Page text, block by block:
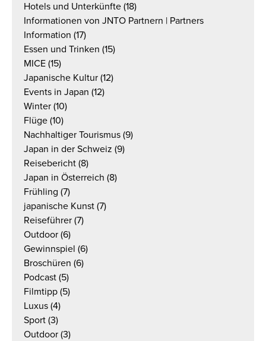
Hotels und Unterkünfte (18)
Informationen von JNTO Partnern | Partners
Information (17)
Essen und Trinken (15)
MICE (15)
Japanische Kultur (12)
Events in Japan (12)
Winter (10)
Flüge (10)
Nachhaltiger Tourismus (9)
Japan in der Schweiz (9)
Reisebericht (8)
Japan in Österreich (8)
Frühling (7)
japanische Kunst (7)
Reiseführer (7)
Outdoor (6)
Gewinnspiel (6)
Broschüren (6)
Podcast (5)
Filmtipp (5)
Luxus (4)
Sport (3)
Outdoor (3)